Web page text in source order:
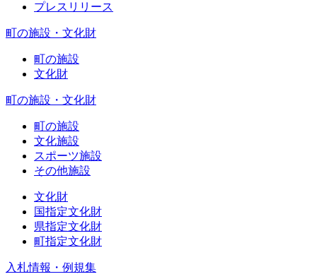
プレスリリース
町の施設・文化財
町の施設
文化財
町の施設・文化財
町の施設
文化施設
スポーツ施設
その他施設
文化財
国指定文化財
県指定文化財
町指定文化財
入札情報・例規集